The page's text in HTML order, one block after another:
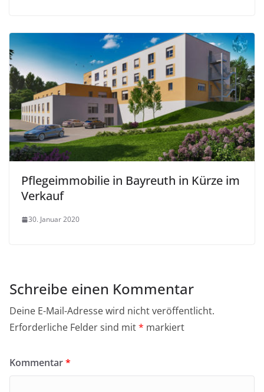
Pflegeimmobilie in Bayreuth in Kürze im
Verkauf
30. Januar 2020
Schreibe einen Kommentar
Deine E-Mail-Adresse wird nicht veröffentlicht.
Erforderliche Felder sind mit* markiert
Kommentar*